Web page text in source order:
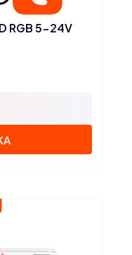
RGB 5-24V